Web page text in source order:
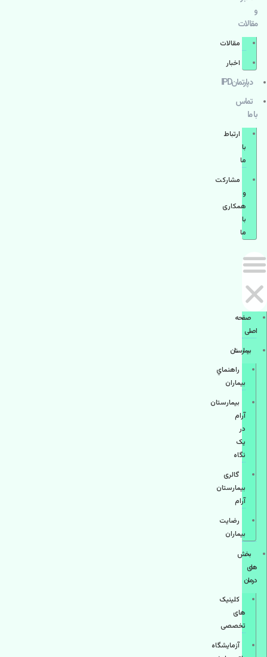
و
مقالات
مقالات
اخبار
دپارتمانIPD
تماس
با ما
ارتباط
با
ما
مشاركت
و
همكاری
با
ما
صفحه
اصلی
بيمارستان
راهنماي
بیماران
بیمارستان
آرام
در
یک
نگاه
گالری
بیمارستان
آرام
رضایت
بیماران
بخش
های
درمان
کلینیک
های
تخصصی
آزمایشگاه